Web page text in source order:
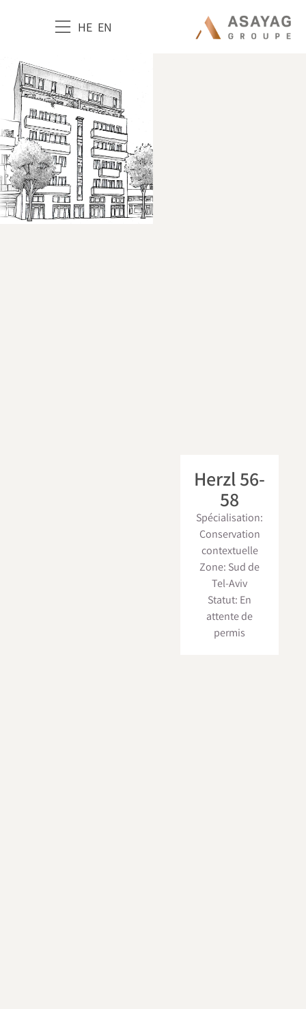
HE EN
Herzl 56-
58
Spécialisation:
Conservation
contextuelle
Zone: Sud de
Tel-Aviv
Statut: En
attente de
permis